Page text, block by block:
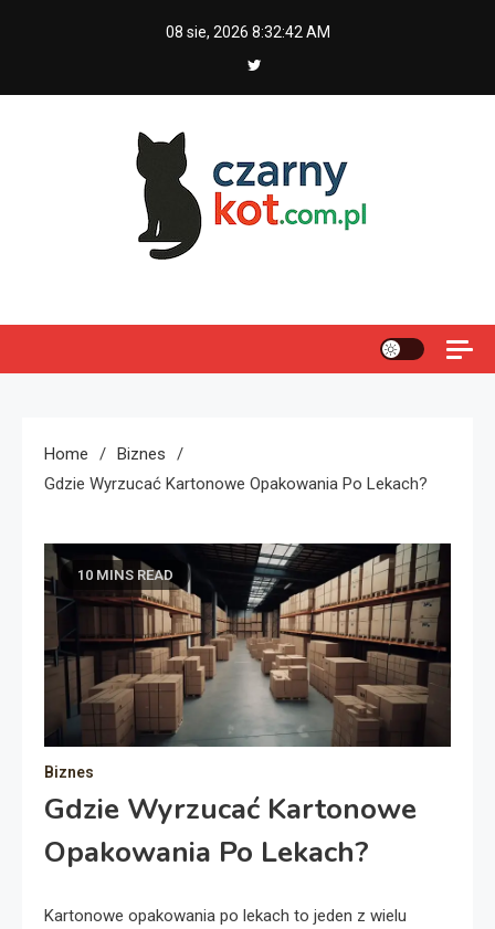
08 sie, 2026 8:32:43 AM
Home
Biznes
Gdzie Wyrzucać Kartonowe Opakowania Po Lekach?
10 MINS READ
Biznes
Gdzie Wyrzucać Kartonowe
Opakowania Po Lekach?
Kartonowe opakowania po lekach to jeden z wielu